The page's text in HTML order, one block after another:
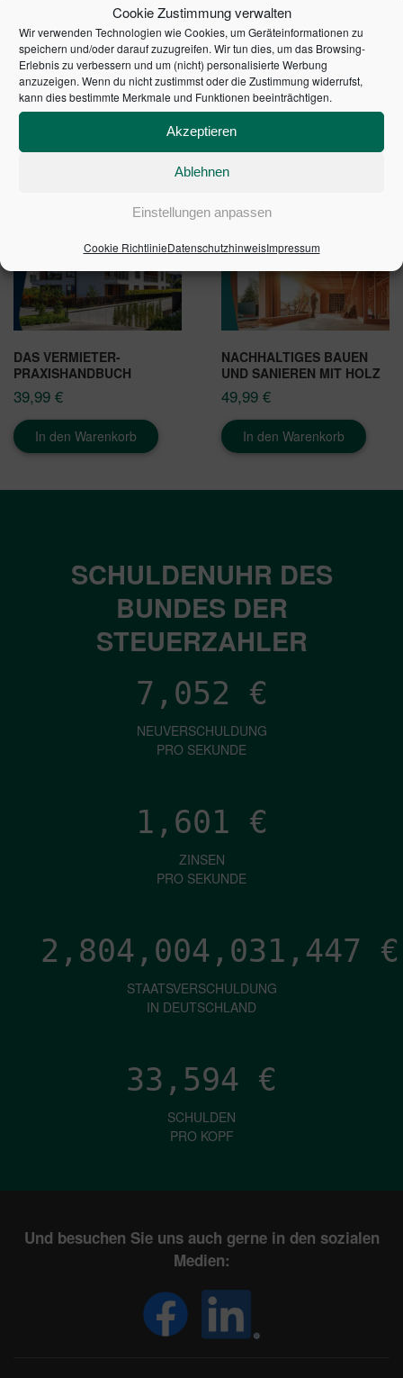
Cookie Zustimmung verwalten
Wir verwenden Technologien wie Cookies, um Geräteinformationen zu
speichern und/oder darauf zuzugreifen. Wir tun dies, um das Browsing-
Erlebnis zu verbessern und um (nicht) personalisierte Werbung
anzuzeigen. Wenn du nicht zustimmst oder die Zustimmung widerrufst,
kann dies bestimmte Merkmale und Funktionen beeinträchtigen.
Akzeptieren
Ablehnen
Einstellungen anpassen
Cookie RichtlinieDatenschutzhinweisImpressum
In den Warenkorb In den Warenkorb
DAS VERMIETER-
PRAXISHANDBUCH
39,99 €
In den Warenkorb
NACHHALTIGES BAUEN
UND SANIEREN MIT HOLZ
49,99 €
In den Warenkorb
SCHULDENUHR DES
BUNDES DER
STEUERZAHLER
7,052 €
NEUVERSCHULDUNG
PRO SEKUNDE
1,601 €
ZINSEN
PRO SEKUNDE
2,804,004,033,563 €
STAATSVERSCHULDUNG
IN DEUTSCHLAND
33,594 €
SCHULDEN
PRO KOPF
Und besuchen Sie uns auch gerne in den sozialen
Medien: